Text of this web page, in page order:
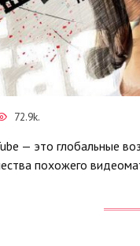
72.9k.
— это глобальные
похожего